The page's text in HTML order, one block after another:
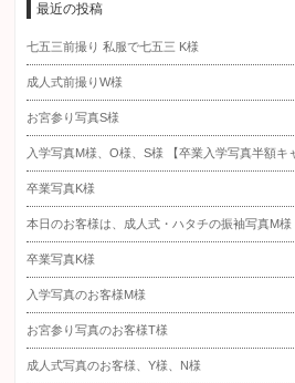
最近の投稿
七五三前撮り 私服で七五三 K様
成人式前撮りW様
お宮参り写真S様
入学写真M様、O様、S様 【卒業入学写真半額キ
卒業写真K様
本日のお客様は、成人式・ハタチの振袖写真M様
卒業写真K様
入学写真のお客様M様
お宮参り写真のお客様T様
成人式写真のお客様、Y様、N様